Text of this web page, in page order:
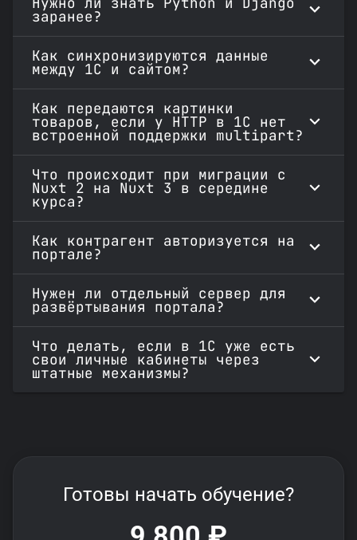
заранее?
Как синхронизируются данные
между 1С и сайтом?
Как передаются картинки
товаров, если у HTTP в 1С нет
встроенной поддержки multipart?
Что происходит при миграции с
Nuxt 2 на Nuxt 3 в середине
курса?
Как контрагент авторизуется на
портале?
Нужен ли отдельный сервер для
развёртывания портала?
Что делать, если в 1С уже есть
свои личные кабинеты через
штатные механизмы?
Готовы начать обучение?